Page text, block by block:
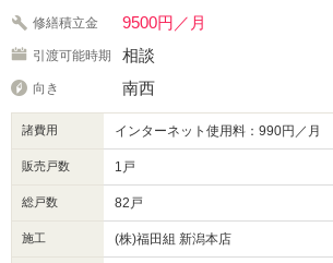
修繕積立金 9500円／月
引渡可能時期 相談
向き 南西
諸費用 インターネット使用料：990円／月
販売戸数 1戸
総戸数 82戸
施工 (株)福田組 新潟本店